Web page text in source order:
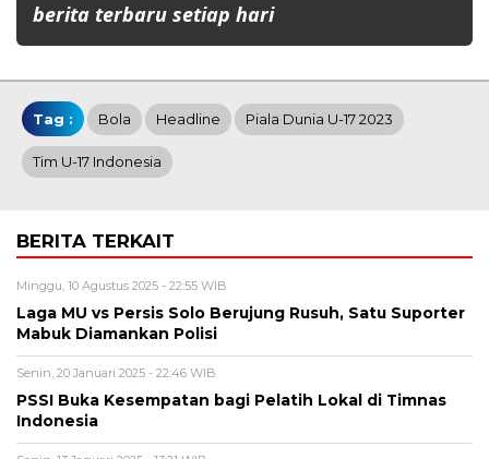
berita terbaru setiap hari
Tag : Bola Headline Piala Dunia U-17 2023
Tim U-17 Indonesia
BERITA TERKAIT
Minggu, 10 Agustus 2025 - 22:55 WIB
Laga MU vs Persis Solo Berujung Rusuh, Satu Suporter
Mabuk Diamankan Polisi
Senin, 20 Januari 2025 - 22:46 WIB
PSSI Buka Kesempatan bagi Pelatih Lokal di Timnas
Indonesia